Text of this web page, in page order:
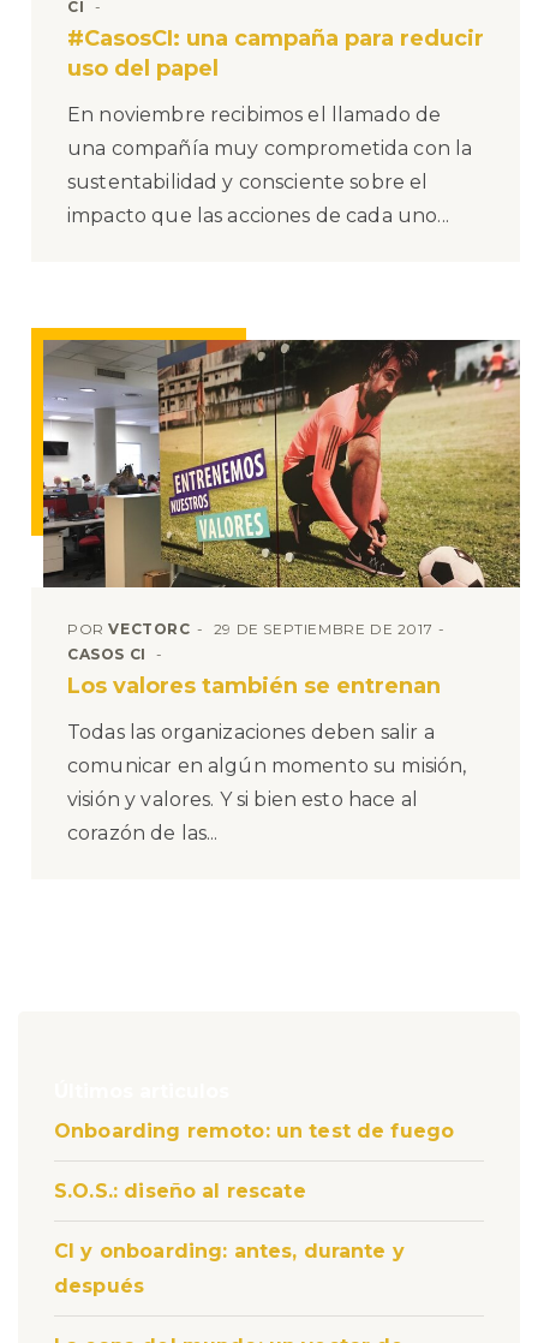
CI
#CasosCI: una campaña para reducir
uso del papel
En noviembre recibimos el llamado de
una compañía muy comprometida con la
sustentabilidad y consciente sobre el
impacto que las acciones de cada uno...
PORVECTORC
29 DE SEPTIEMBRE DE 2017
CASOS CI
Los valores también se entrenan
Todas las organizaciones deben salir a
comunicar en algún momento su misión,
visión y valores. Y si bien esto hace al
corazón de las...
Onboarding remoto: un test de fuego
S.O.S.: diseño al rescate
CI y onboarding: antes, durante y
después